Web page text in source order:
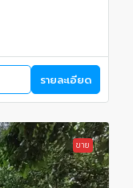
รายละเอียด
ขาย